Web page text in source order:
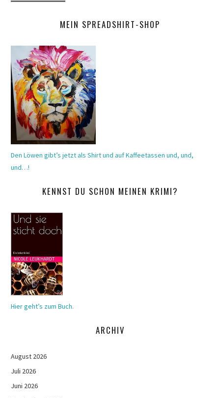
MEIN SPREADSHIRT-SHOP
Den Löwen gibt’s jetzt als Shirt und auf Kaffeetassen und, und,
und…!
KENNST DU SCHON MEINEN KRIMI?
Hier geht’s zum Buch.
ARCHIV
August 2026
Juli 2026
Juni 2026